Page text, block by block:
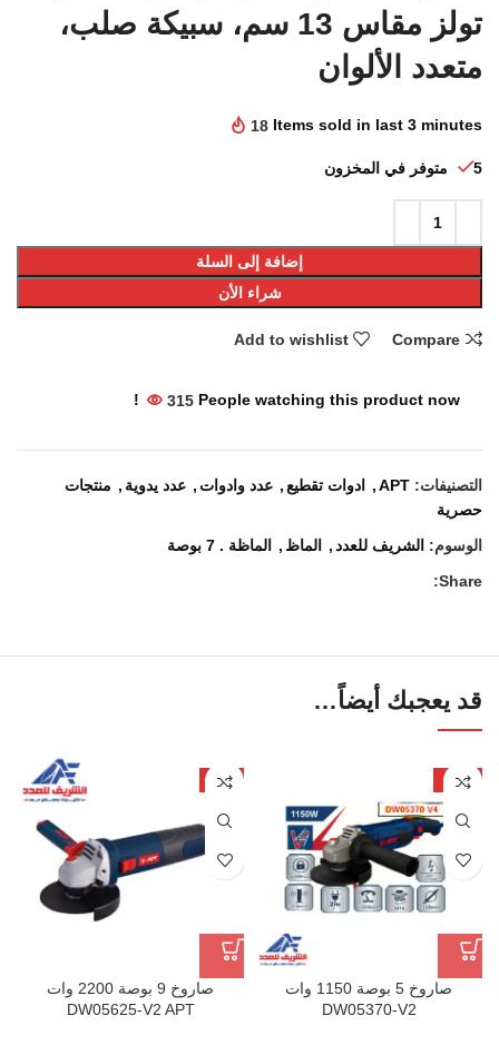
تولز مقاس 13 سم، سبيكة صلب،
متعدد الألوان
18 Items sold in last 3 minutes
5 متوفر في المخزون
إضافة إلى السلة
شراء الأن
Compare
Add to wishlist
315 People watching this product now!
التصنيفات: APT
, ادوات تقطيع, عدد وادوات , عدد يدوية , منتجات
حصرية
الوسوم: الشريف للعدد, الماظ ,
الماظة . 7 بوصة
Share:
قد يعجبك أيضاً…
-32%
صاروخ 5 بوصة 1150 وات
DW05370-V2
-4%
صاروخ 9 بوصة 2200 وات
DW05625-V2 APT